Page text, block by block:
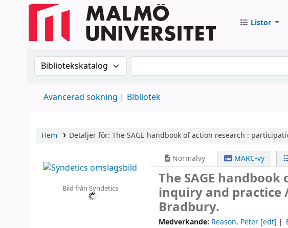
Listor
Sök i katalogen efter:Sök i katalogen
Avancerad sökning Bibliotek
Hem Detaljer för: The SAGE handbook of action research :
Bild från Syndetics
Normalvy MARC-vy
The SAGE
inquiry and practice
Bradbury.
Medverkande: Reason, Peter [edt]